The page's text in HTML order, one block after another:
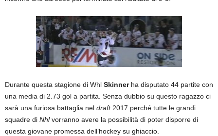
Durante questa stagione di Whl Skinnerha disputato 44 partite con
una media di 2.73 gol a partita. Senza dubbio su questo ragazzo ci
sarà una furiosa battaglia nel draft2017 perché tutte le grandi
squadre di Nhlvorranno avere la possibilità di poter disporre di
questa giovane promessa dell’hockey su ghiaccio.